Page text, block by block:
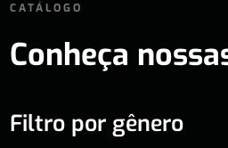
CATÁLOGO
Conheça
Filtro por gênero